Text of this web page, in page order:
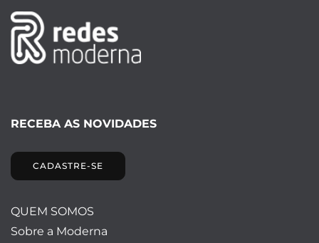
RECEBA AS NOVIDADES
CADASTRE-SE
QUEM SOMOS
Sobre a Moderna